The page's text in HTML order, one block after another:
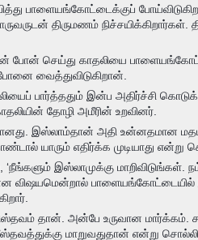
பாளையங்கோட்டைக்குப்
திருமணம் நிச்சயிக்கிறார்கள்.
போன் செய்து காதலியை
வைத்துவிடுகிறான்.
பார்த்ததும் இன்ப அதிர்ச்சி கொடுக்க
தோழி அமீரின் உறவினர்.
இஸ்லாம்தான் அதி உன்னதமான மதம்.
யாரும் எதிர்க்க முடியாது என்று
இஸ்லாமுக்கு மாறிவிடுங்கள்.
விஷயமென்றால்
தான். அன்பே உருவான மார்க்கம்.
மாறுவதுதான் என்று